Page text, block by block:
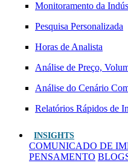
Monitoramento da
Pesquisa Personalizada
Horas de Analista
Análise de Preço,
Análise do Cenário
Relatórios Rápidos de
INSIGHTS
COMUNICADO DE
PENSAMENTO